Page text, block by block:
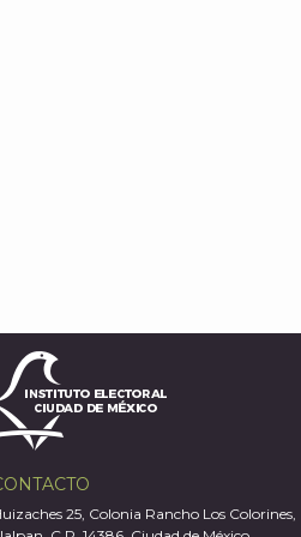
25, Colonia Rancho Los Colorines,